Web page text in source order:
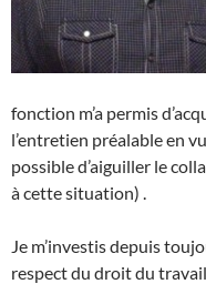
fonction m’a permis
l’entretien préalable en
possible d’aiguiller le
à cette situation) .
Je m’investis depuis
respect du droit du